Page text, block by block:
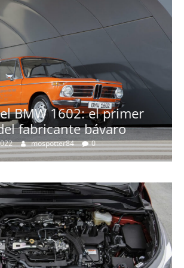
el primer
bávaro
Clásicos
La serie
3 de febrero de
Seguridad